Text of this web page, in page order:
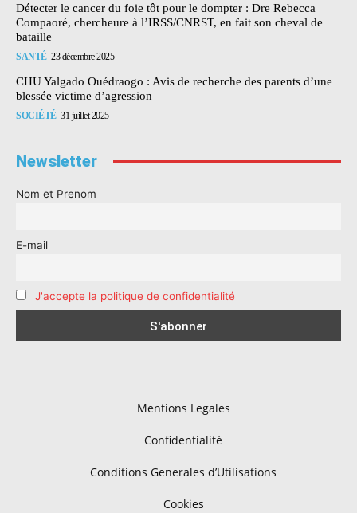
Détecter le cancer du foie tôt pour le dompter : Dre Rebecca
Compaoré, chercheure à l’IRSS/CNRST, en fait son cheval de
bataille
SANTÉ 23 décembre 2025
CHU Yalgado Ouédraogo : Avis de recherche des parents d’une
blessée victime d’agression
SOCIÉTÉ 31 juillet 2025
Newsletter
Nom et Prenom
E-mail
J'accepte la politique de confidentialité
Mentions Legales
Confidentialité
Conditions Generales d’Utilisations
Cookies